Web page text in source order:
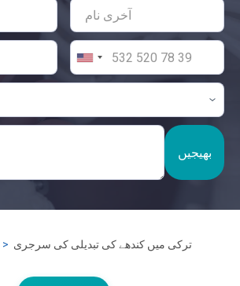
بھیجیں
ترکی میں کندھے کی تبدیلی کی سرجری